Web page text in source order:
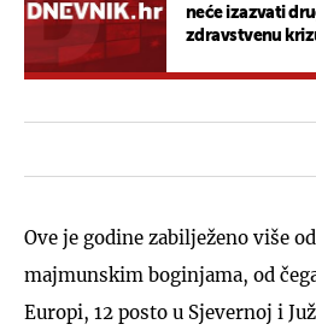
neće izazvati
zdravstvenu
Ove je godine zabilježeno više
majmunskim boginjama, od
Europi, 12 posto u Sjevernoj i